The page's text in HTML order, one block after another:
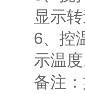
显示
6、控
示温
备注